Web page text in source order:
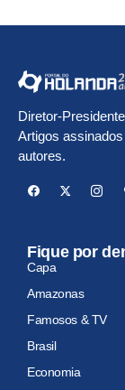
Diretor-
Artigos
autores.
Fique por
Capa
Amazonas
Famosos & TV
Brasil
Economia